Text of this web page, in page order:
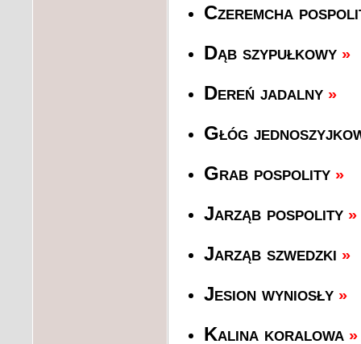
Czeremcha
Dąb szypułkowy »
Dereń jadalny »
Głóg
Grab pospolity »
Jarząb pospolity »
Jarząb szwedzki »
Jesion wyniosły »
Kalina koralowa »